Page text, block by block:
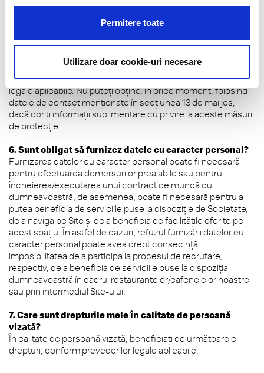
Permitere toate
Utilizare doar cookie-uri necesare
a datelor dumneavoastră cu caracter personal, indiferent de
locul în care acestea sunt transferate și ne vom asigura că
unor măsuri de protecție adecvate (cum ar fi, în baza unor
Europeană) așa cum se impune prin Regulamentul General
privind Protecția Datelor (UE) 2016/679 sau prin alte dispoziții
legale aplicabile. Nu puteți obține, în orice moment, folosind
datele de contact menționate în secțiunea 13 de mai jos,
dacă doriți informații suplimentare cu privire la aceste măsuri
de protecție.
6. Sunt obligat să furnizez datele cu caracter personal?
Furnizarea datelor cu caracter personal poate fi necesară
pentru efectuarea demersurilor prealabile sau pentru
încheierea/executarea unui contract de muncă cu
dumneavoastră, de asemenea, poate fi necesară pentru a
putea beneficia de serviciile puse la dispoziție de Societate,
de a naviga pe Site și de a beneficia de facilitățile oferite pe
acest spațiu. În astfel de cazuri, refuzul furnizării datelor cu
caracter personal poate avea drept consecință
imposibilitatea de a participa la procesul de recrutare,
respectiv, de a beneficia de serviciile puse la dispoziția
dumneavoastră în cadrul restaurantelor/cafenelelor noastre
sau prin intermediul Site-ului.
7. Care sunt drepturile mele în calitate de persoană
vizată?
În calitate de persoană vizată, beneficiați de următoarele
drepturi, conform prevederilor legale aplicabile: